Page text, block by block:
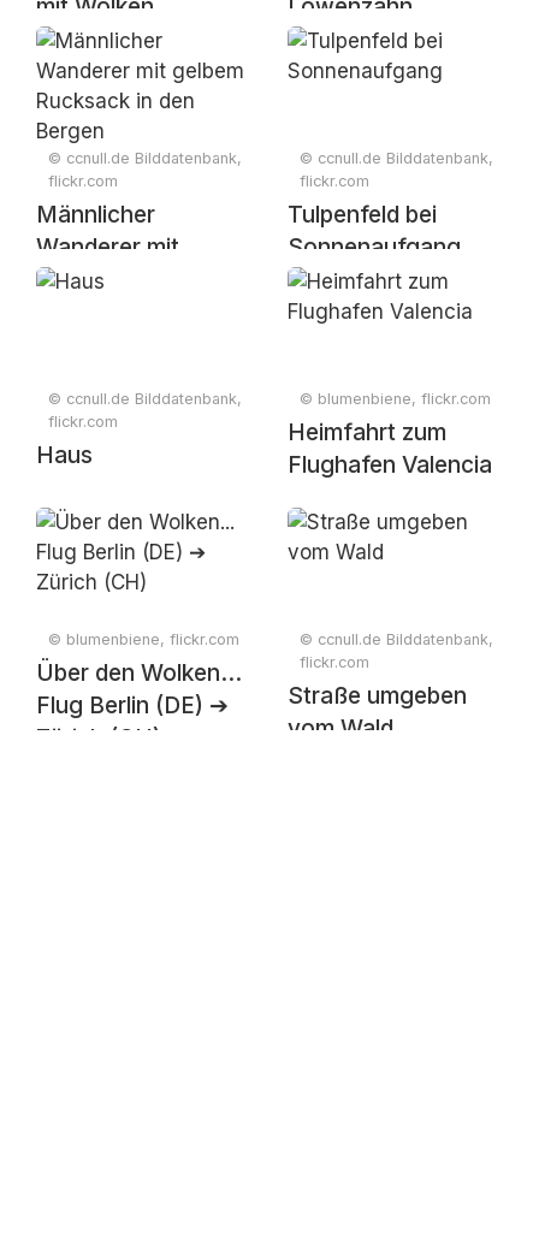
mit Wolken Löwenzahn
© ccnull.de Bilddatenbank,
flickr.com
Männlicher
Wanderer mit
gelbem Rucksack in
© ccnull.de Bilddatenbank,
flickr.com
Tulpenfeld bei
Sonnenaufgang
© ccnull.de Bilddatenbank,
flickr.com
Haus
© blumenbiene, flickr.com
Heimfahrt zum
Flughafen Valencia
© blumenbiene, flickr.com
Über den Wolken...
Flug Berlin (DE) ➔
Zürich (CH)
© ccnull.de Bilddatenbank,
flickr.com
Straße umgeben
vom Wald